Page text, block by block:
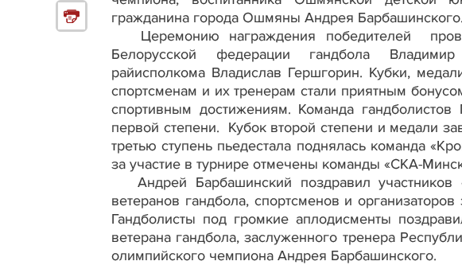
гражданина города Ошмяны Андрея Барбашинского.
Церемонию награждения победителей
Белорусской федерации гандбола
райисполкома Владислав Гершгорин. Кубки,
спортсменам и их тренерам стали приятным
спортивным достижениям. Команда
первой степени. Кубок второй степени и медали
третью ступень пьедестала поднялась команда
за участие в турнире отмечены команды «СКА-
Андрей Барбашинский поздравил
ветеранов гандбола, спортсменов и
Гандболисты под громкие аплодисменты
ветерана гандбола, заслуженного тренера
олимпийского чемпиона Андрея Барбашинского.